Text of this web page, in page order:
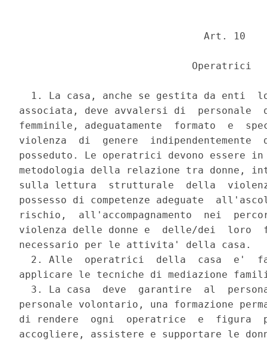
                               Art. 10
                             Operatrici
1. La casa, anche se gestita da enti
associata, deve avvalersi di  personale
femminile, adeguatamente  formato  e
violenza  di  genere
posseduto. Le operatrici devono essere
metodologia della relazione tra donne,
sulla lettura  strutturale  della
possesso di competenze adeguate
rischio,  all'accompagnamento  nei
violenza delle donne e  delle/dei
necessario per le attivita' della casa.
2. Alle  operatrici  della  casa  e'
applicare le tecniche di mediazione
3. La casa  deve  garantire  al
personale volontario, una formazione
di rendere  ogni  operatrice  e  figura
accogliere, assistere e supportare le